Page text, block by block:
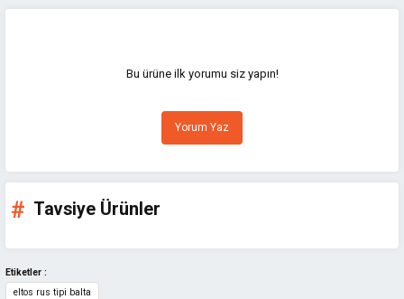
Görüş ve önerileriniz için teşekkür ederiz.
Ürün resmi kalitesiz, bozuk veya görüntülenemiyor.
Ürün açıklamasında eksik bilgiler bulunuyor.
Bu ürüne benzer farklı alternatifler olmalı.
Bu ürüne ilk yorumu siz yapın!
Yorum Yaz
Tavsiye Ürünler
Etiketler :
eltos rus tipi balta